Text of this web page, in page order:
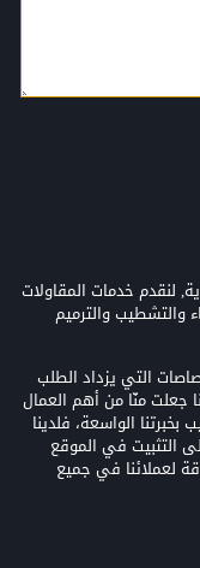
لنقدم خدمات المقاولات
والتشطيب والترميم
التي يزداد الطلب
جعلت منّا من أهم العمال
الواسعة، فلدينا
التثبيت في الموقع
لعملائنا في جميع